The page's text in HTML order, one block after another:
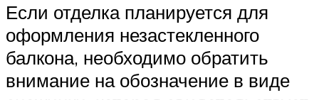
Если отделка планируется для
оформления незастекленного
балкона, необходимо обратить
внимание на обозначение в виде